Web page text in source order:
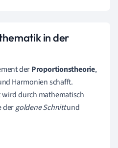
in der
derProportionstheorie,
Harmonien schafft.
durch mathematisch
dergoldene Schnittund